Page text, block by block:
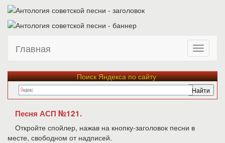
Главная
Поиск Яндекса по сайту
Песня АСП №121.
Откройте спойлер, нажав на кнопку-заголовок песни в
месте, свободном от надписей.